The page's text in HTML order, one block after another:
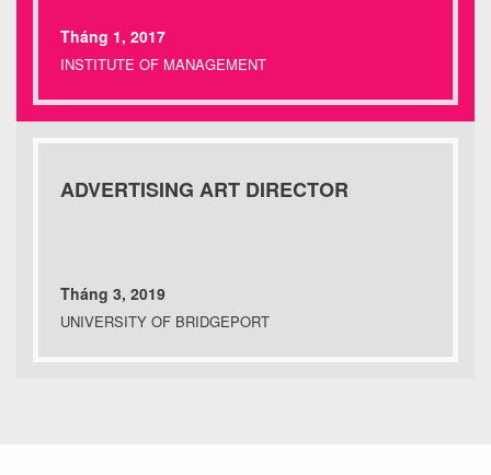
Tháng 1, 2017
INSTITUTE OF MANAGEMENT
ADVERTISING ART DIRECTOR
Tháng 3, 2019
UNIVERSITY OF BRIDGEPORT